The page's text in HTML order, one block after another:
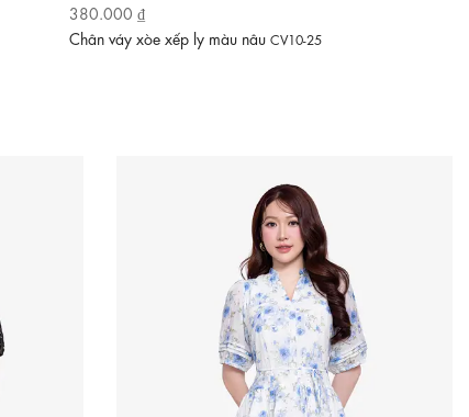
380.000 ₫
Chân váy xòe xếp ly màu nâu CV10-25